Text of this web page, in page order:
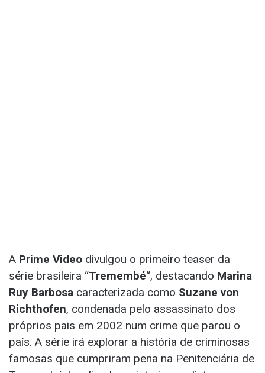
A Prime Video divulgou o primeiro teaser da
série brasileira “Tremembé“, destacando Marina
Ruy Barbosa caracterizada como Suzane von
Richthofen, condenada pelo assassinato dos
próprios pais em 2002 num crime que parou o
país. A série irá explorar a história de criminosas
famosas que cumpriram pena na Penitenciária de